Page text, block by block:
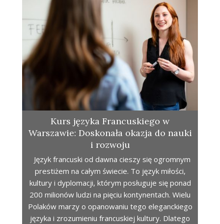
Kurs języka Francuskiego w
Warszawie: Doskonała okazja do nauki
i rozwoju
Język francuski od dawna cieszy się ogromnym
prestiżem na całym świecie. To język miłości,
kultury i dyplomacji, którym posługuje się ponad
200 milionów ludzi na pięciu kontynentach. Wielu
Polaków marzy o opanowaniu tego eleganckiego
języka i zrozumieniu francuskiej kultury. Dlatego